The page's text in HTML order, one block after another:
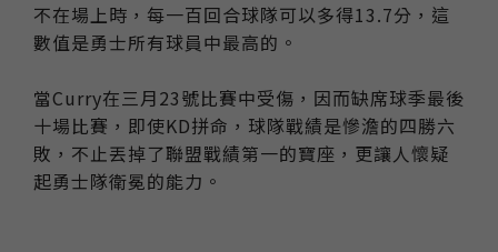
不在場上時，每一百回合球隊可以多得13.7分，這
數值是勇士所有球員中最高的。
當Curry在三月23號比賽中受傷，因而缺席球季最後
十場比賽，即使KD拼命，球隊戰績是慘澹的四勝六
敗，不止丟掉了聯盟戰績第一的寶座，更讓人懷疑
起勇士隊衛冕的能力。